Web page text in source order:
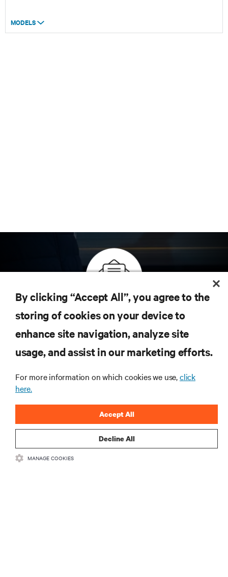
MODELS
Inscreva-se para obter as últimas tendências em
tecnologia
Receba atualizações regulares sobre os tópicos
mais importantes da indústria, com as discussões
mais recentes e insights de especialistas sobre
By clicking “Accept All”, you agree to the
storing of cookies on your device to
enhance site navigation, analyze site
usage, and assist in our marketing efforts.
For more information on which cookies we use,click
here.
Decline All
Accept All
MANAGE COOKIES